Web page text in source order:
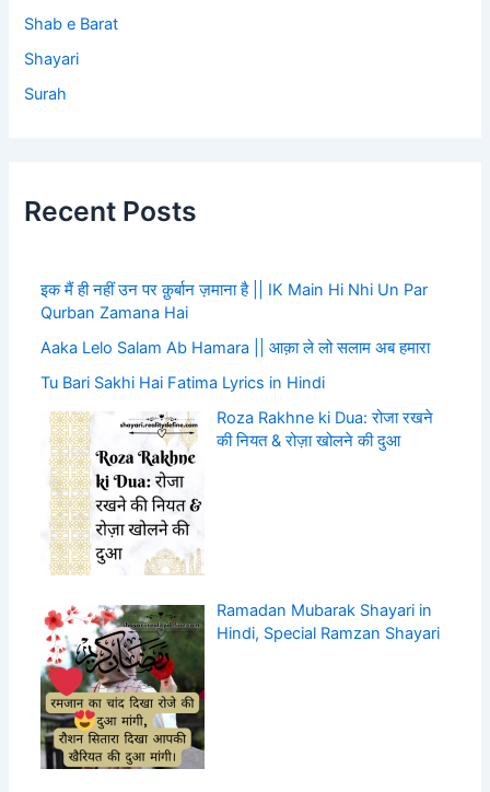
Shab e Barat
Shayari
Surah
Recent Posts
इक मैं ही नहीं उन पर क़ुर्बान ज़माना है || IK Main Hi Nhi Un Par
Qurban Zamana Hai
Aaka Lelo Salam Ab Hamara || आक़ा ले लो सलाम अब हमारा
Tu Bari Sakhi Hai Fatima Lyrics in Hindi
Roza Rakhne ki Dua: रोजा रखने
की नियत & रोज़ा खोलने की दुआ
Ramadan Mubarak Shayari in
Hindi, Special Ramzan Shayari